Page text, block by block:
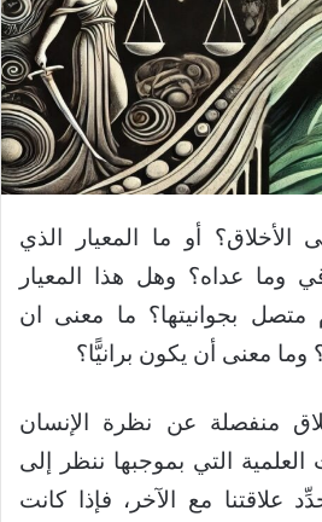
الأخلاق؟ أو ما المعيار الذي
وما عداه؟ وهل هذا المعيار
بجوانيتها؟ ما معنى ان
وما معنى أن يكون برانيًّا؟
منفصلة عن نظرة الإنسان
التي بموجبها ننظر إلى
علاقتنا مع الآخر، فإذا كانت